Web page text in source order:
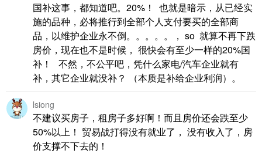
国补这事，都知道吧。20%！ 也就是暗示，从已经实
施的品种，必将推行到全部个人支付要买的全部商
品，以维护企业永不倒。。。。。， so 就算不再下跌
房价，现在也不是时候， 很快会有至少一样的20%国
补！ 不然，不公平吧，凭什么家电/汽车企业就有
补，其它企业就没补？ （本质是补给企业利润）。
lsiong
不建议买房子，租房子多好啊！而且房价还会跌至少
50%以上！ 贸易战打得没有就业了， 没有收入了，房
价支撑不下去的！